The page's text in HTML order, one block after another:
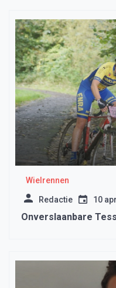
Wielrennen
Redactie 10
Onverslaanbare